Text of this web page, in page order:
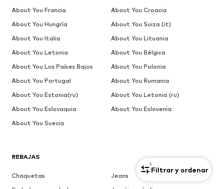
1
Filtrar y ordenar
REBAJAS
Chaquetas
Jeans
About You Francia
About You Croacia
About You Hungría
About You Suiza (it)
About You Italia
About You Lituania
About You Letonia
About You Bélgica
About You Los Países Bajos
About You Polonia
About You Portugal
About You Rumania
About You Estonia(ru)
About You Letonia (ru)
About You Eslovaquia
About You Eslovenia
About You Suecia